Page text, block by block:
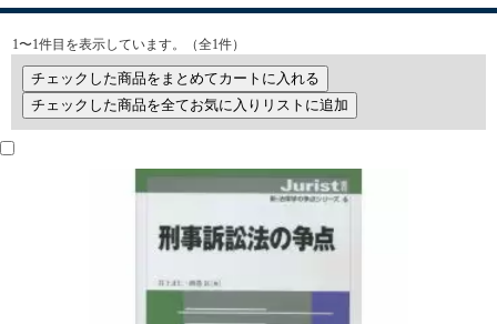
1〜1件目を表示しています。（全1件）
チェックした商品をまとめてカートに入れる
チェックした商品を全てお気に入りリストに追加